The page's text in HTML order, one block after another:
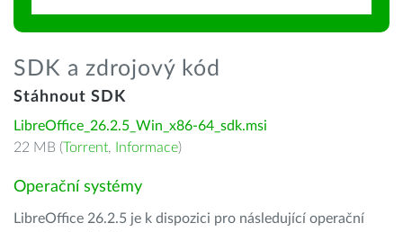
SDK a zdrojový kód
Stáhnout SDK
LibreOffice_26.2.5_Win_x86-64_sdk.msi
22 MB (Torrent, Informace)
Operační systémy
LibreOffice 26.2.5 je k dispozici pro následující operační